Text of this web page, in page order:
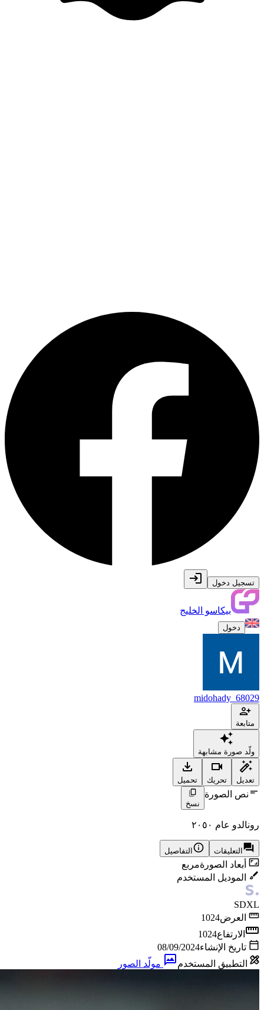
تسجيل دخول
بيكاسو الخليج
دخول
midohady_68029
متابعة
ولّد صورة مشابهة
تعديل تحريك تحميل
نص الصورة
نسخ
رونالدو عام ٢٠٥٠
التعليقات التفاصيل
أبعاد الصورةمربع
الموديل المستخدم
SDXL
العرض1024
الارتفاع1024
تاريخ الإنشاء08/09/2024
التطبيق المستخدم
مولّد الصور